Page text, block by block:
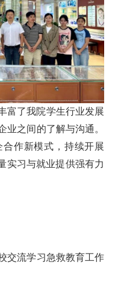
富了我院学生行业发展
业之间的了解与沟通。
作新模式，持续开展
实习与就业提供强有力
交流学习急救教育工作